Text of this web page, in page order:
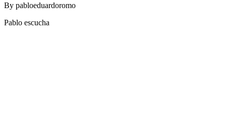
By pabloeduardoromo
Pablo escucha